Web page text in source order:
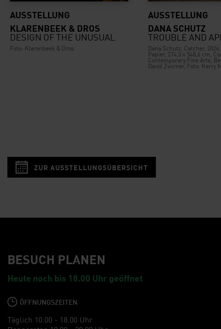
AUSSTELLUNG
KLARENBEEK & DROS
DESIGN OF THE UNUSUAL
Foto: Klarenbeek & Dros
AUSSTELLUNG
DANA SCHUTZ
TROUBLE AND
Dana Schutz, Catcher,
Papier, 274,3 x 548,6 cm,
Contemporary Fine Arts,
David Zwirner, Foto: Kerry
ZUR AUSSTELLUNGSÜBERSICHT
BESUCH PLANEN
Heute noch bis 18.00 Uhr geöffnet
ÖFFNUNGSZEITEN
Täglich 10.00 - 18.00 Uhr